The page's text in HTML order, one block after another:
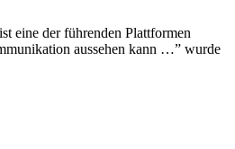
eine der führenden Plattformen
aussehen kann …” wurde